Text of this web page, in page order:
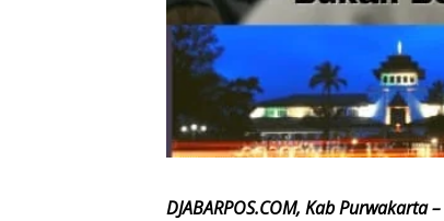
DJABARPOS.COM, Kab Purwakarta –